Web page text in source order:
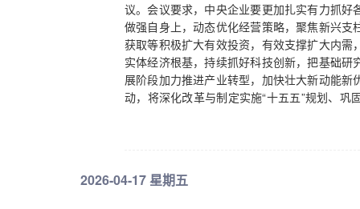
议。会议要求，中央企业要更加扎实有力抓
做强自身上，动态优化经营策略，聚焦新兴
获取等积极扩大有效投资，有效支撑扩大内
实体经济根基，持续抓好科技创新，把基础
展阶段加力推进产业转型，加快壮大新动能
动，将深化改革与制定实施“十五五”规划、
2026-04-17 星期五